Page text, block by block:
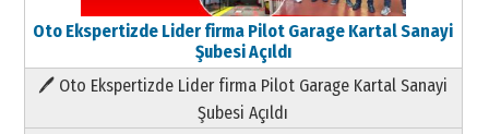
Oto Ekspertizde Lider firma Pilot Garage Kartal Sanayi
Şubesi Açıldı
🖊 Oto Ekspertizde Lider firma Pilot Garage Kartal Sanayi
Şubesi Açıldı